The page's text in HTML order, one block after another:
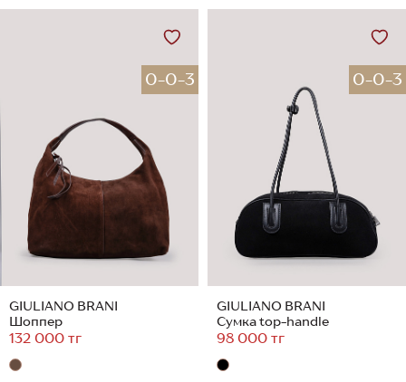
0-0-3
GIULIANO BRANI
Шоппер
132 000 тг
0-0-3
GIULIANO BRANI
Сумка top-handle
98 000 тг